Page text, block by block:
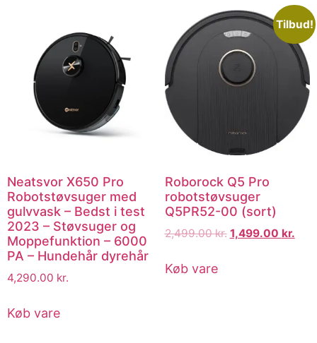
Neatsvor X650 Pro
Robotstøvsuger med
gulvvask – Bedst i test
2023 – Støvsuger og
Moppefunktion – 6000
PA – Hundehår dyrehår
4,290.00 kr.
Køb vare
Tilbud!
Roborock Q5 Pro
robotstøvsuger
Q5PR52-00 (sort)
2,499.00kr. 1,499.00 kr.
Køb vare